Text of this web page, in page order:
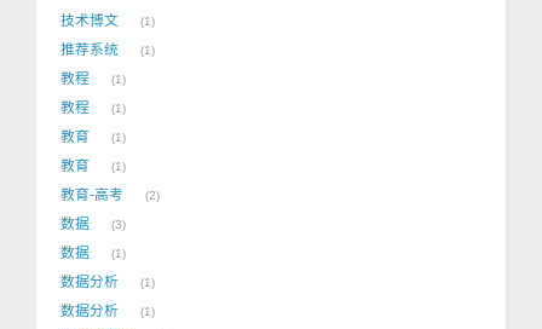
技术博文 1
推荐系统 1
教程 1
教程 1
教育 1
教育 1
教育-高考 2
数据 3
数据 1
数据分析 1
数据分析 1